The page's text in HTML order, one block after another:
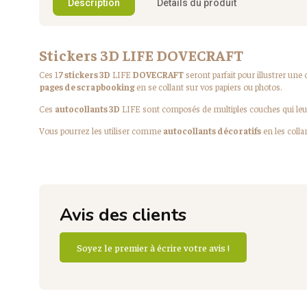
Description Détails du produit
Stickers 3D LIFE DOVECRAFT
Ces 17 stickers 3D LIFE DOVECRAFT seront parfait pour illustrer une
pages de scrapbookingen se collant sur vos papiers ou photos.
Ces autocollants 3D LIFE sont composés de multiples couches qui
Vous pourrez les utiliser comme autocollants décoratifs en les
Avis des clients
Soyez le premier à écrire votre avis !